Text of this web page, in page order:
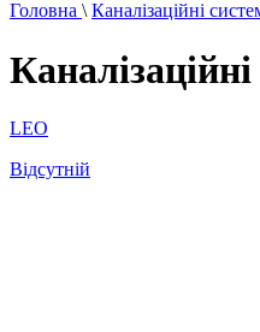
Головна \ Каналізаційні
Каналізаційні
LEO
Відсутній